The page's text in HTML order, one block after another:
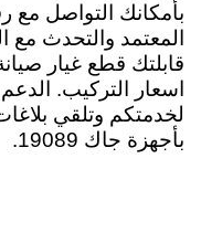
بأمكانك التواصل مع
المعتمد والتحدث
قابلتك قطع غيار
اسعار التركيب.
لخدمتكم وتلقي
بأجهزة جاك 19089.